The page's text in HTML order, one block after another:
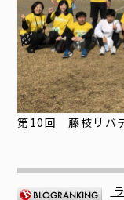
第10回 藤枝リバ